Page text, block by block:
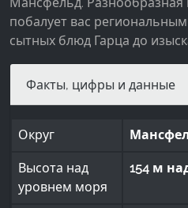
побалует вас
сытных блюд Гарца до
Факты, цифры и данные
Округ
Высота над
уровнем моря
154 м